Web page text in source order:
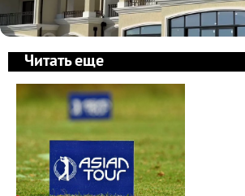
Читать еще